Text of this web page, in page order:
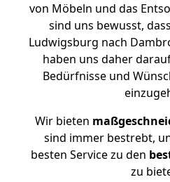
von Möbeln und das
sind uns bewusst,
Ludwigsburg nach
haben uns daher
Bedürfnisse und
Wir bieten
sind immer bestrebt,
besten Service zu den
zu